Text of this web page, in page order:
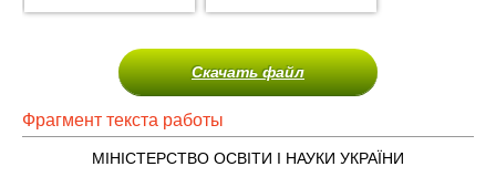
Скачать файл
Фрагмент текста работы
МІНІСТЕРСТВО ОСВІТИ І НАУКИ УКРАЇНИ